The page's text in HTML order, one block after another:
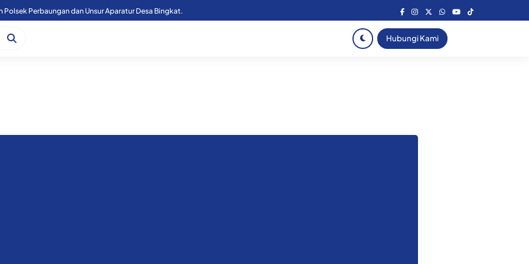
Polsek Perbaungan dan Unsur Aparatur Desa Bingkat.
Hubungi Kami